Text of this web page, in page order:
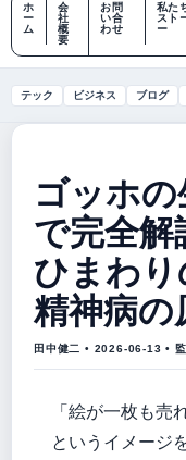
ホ
ー
ム
会
社
概
要
お問
い合
わせ
私た
スト
ー
テック ビジネス ブログ
ゴッホ
で完全
ひまわり
精神病
田中健二 • 2026-06-13 •
「絵が一枚も売
というイメージ